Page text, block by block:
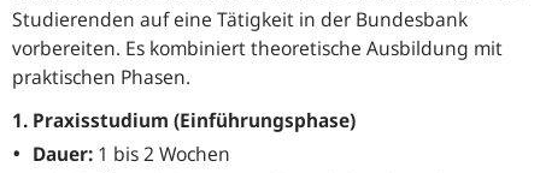
Studierenden auf eine Tätigkeit in der Bundesbank
vorbereiten. Es kombiniert theoretische Ausbildung mit
praktischen Phasen.
1. Praxisstudium (Einführungsphase)
Dauer: 1 bis 2 Wochen